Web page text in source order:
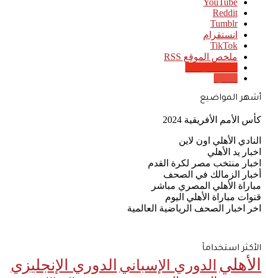
‫YouTube
انستقرام
‫TikTok
ملخص الموقع RSS
أشهر المواضيع
كأس الأمم الأفريقية 2024
النادي الأهلي اون لاين
اخبار يد الأهلي
اخبار منتخب مصر لكرة القدم
أخبار الزمالك في الصحف
مباراة الأهلي المصري مباشر
قنوات مباراة الأهلي اليوم
اخر اخبار الصحف الرياضية العالمية
الأكثر استخدامآ
الأهلي الدوري الإسباني الدوري الإنجليزي